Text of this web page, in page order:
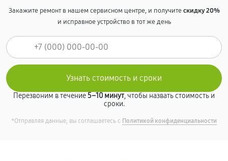
Закажите ремонт в нашем сервисном центре, и получитескидку 20%
и исправное устройство в тот же день
Перезвоним в течение5–10 минут, чтобы назвать стоимость и
сроки.
*Отправляя данные, вы соглашаетесь с Политикой конфиденциальности